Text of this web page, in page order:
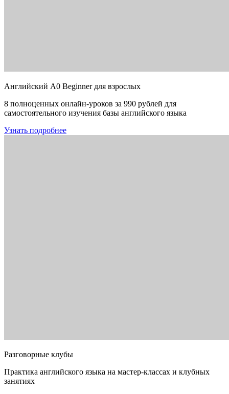
Английский A0 Beginner для взрослых
8 полноценных онлайн-уроков за 990 рублей для
самостоятельного изучения базы английского языка
Узнать подробнее
Разговорные клубы
Практика английского языка на мастер-классах и клубных
занятиях